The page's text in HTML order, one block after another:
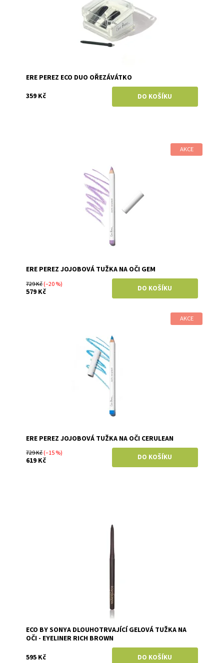
ERE PEREZ ECO DUO OŘEZÁVÁTKO
359 Kč
AKCE
ERE PEREZ JOJOBOVÁ TUŽKA NA OČI GEM
729 Kč(–20 %)
579 Kč
AKCE
ERE PEREZ JOJOBOVÁ TUŽKA NA OČI CERULEAN
729 Kč(–15 %)
619 Kč
Eco by Sonya
ECO BY SONYA DLOUHOTRVAJÍCÍ GELOVÁ TUŽKA NA
OČI - EYELINER RICH BROWN
595 Kč